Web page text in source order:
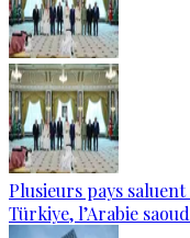
Plusieurs pays
Türkiye, l’Arabie